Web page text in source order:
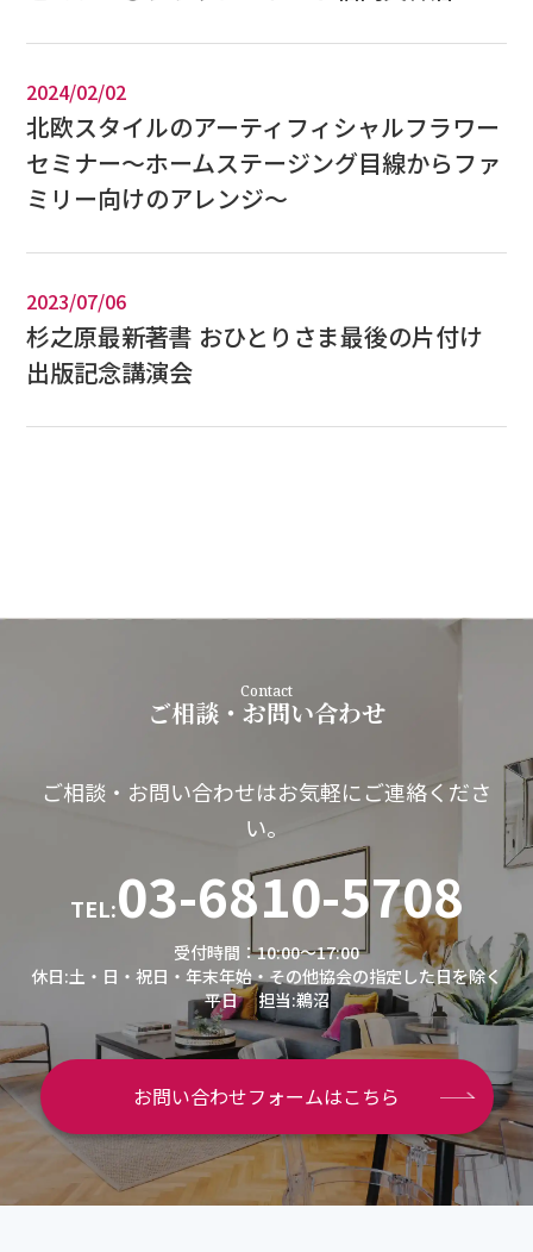
2024/02/02
北欧スタイルのアーティフィシャルフラワー
セミナー～ホームステージング目線からファ
ミリー向けのアレンジ～
2023/07/06
杉之原最新著書 おひとりさま最後の片付け
出版記念講演会
Contact
ご相談・お問い合わせ
ご相談・お問い合わせはお気軽にご連絡くださ
い。
TEL:03-6810-5708
受付時間：10:00～17:00
休日:土・日・祝日・年末年始・その他協会の指定した日を除く
平日
担当:鵜沼
お問い合わせフォームはこちら